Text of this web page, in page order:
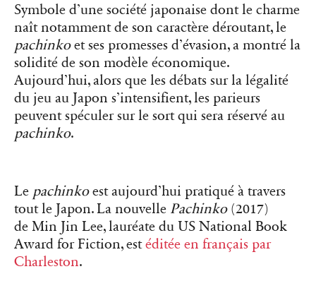
Symbole d’une société japonaise dont le charme
naît notamment de son caractère déroutant, le
pachinkoet ses promesses d’évasion, a montré la
solidité de son modèle économique.
Aujourd’hui, alors que les débats sur la légalité
du jeu au Japon s’intensifient, les parieurs
peuvent spéculer sur le sort qui sera réservé au
pachinko.
Le pachinkoest aujourd’hui pratiqué à travers
tout le Japon. La nouvelle Pachinko (2017)
de Min Jin Lee, lauréate du US National Book
Award for Fiction, estéditée en français par
Charleston.